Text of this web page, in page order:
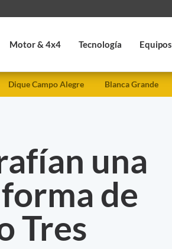
Motor & 4x4 Tecnología Equipos
Dique Campo Alegre Blanca Grande
una
de
Tres